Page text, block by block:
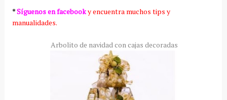
*Síguenos en facebooky encuentra muchos tips y
manualidades.
Arbolito de navidad con cajas decoradas